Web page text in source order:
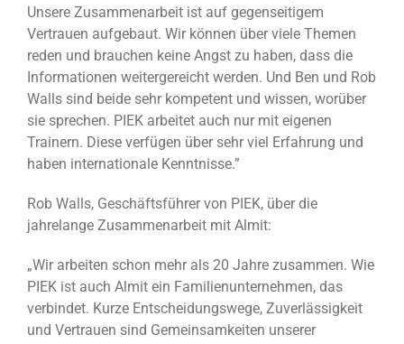
Unsere Zusammenarbeit ist auf gegenseitigem
Vertrauen aufgebaut. Wir können über viele Themen
reden und brauchen keine Angst zu haben, dass die
Informationen weitergereicht werden. Und Ben und Rob
Walls sind beide sehr kompetent und wissen, worüber
sie sprechen. PIEK arbeitet auch nur mit eigenen
Trainern. Diese verfügen über sehr viel Erfahrung und
haben internationale Kenntnisse.”
Rob Walls, Geschäftsführer von PIEK, über die
jahrelange Zusammenarbeit mit Almit:
„Wir arbeiten schon mehr als 20 Jahre zusammen. Wie
PIEK ist auch Almit ein Familienunternehmen, das
verbindet. Kurze Entscheidungswege, Zuverlässigkeit
und Vertrauen sind Gemeinsamkeiten unserer